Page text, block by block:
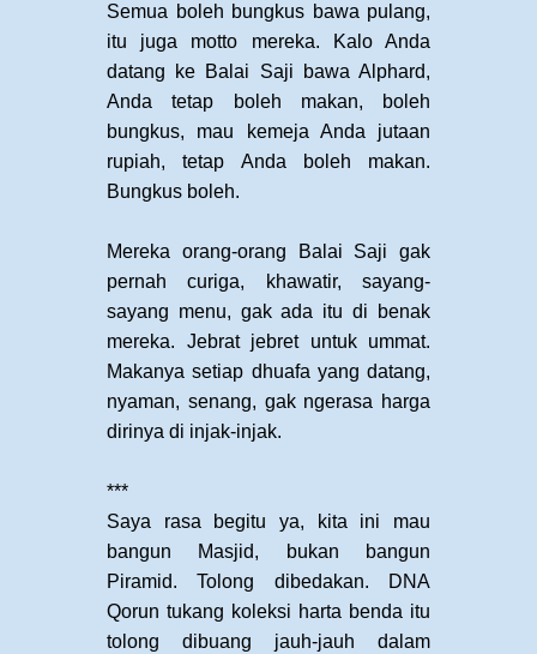
Semua boleh bungkus bawa pulang,
itu juga motto mereka. Kalo Anda
datang ke Balai Saji bawa Alphard,
Anda tetap boleh makan, boleh
bungkus, mau kemeja Anda jutaan
rupiah, tetap Anda boleh makan.
Bungkus boleh.
Mereka orang-orang Balai Saji gak
pernah curiga, khawatir, sayang-
sayang menu, gak ada itu di benak
mereka. Jebrat jebret untuk ummat.
Makanya setiap dhuafa yang datang,
nyaman, senang, gak ngerasa harga
dirinya di injak-injak.
***
Saya rasa begitu ya, kita ini mau
bangun Masjid, bukan bangun
Piramid. Tolong dibedakan. DNA
Qorun tukang koleksi harta benda itu
tolong dibuang jauh-jauh dalam